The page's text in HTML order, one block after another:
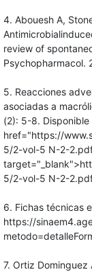
4. Abouesh A,
review of
Psychopharmacol.
5. Reacciones
asociadas a
(2): 5-8. Disponible
href="https://
5/2-vol-5 N-2-
5/2-vol-5 N-2-
6. Fichas técnicas
https://
7. Ortiz Dominguez